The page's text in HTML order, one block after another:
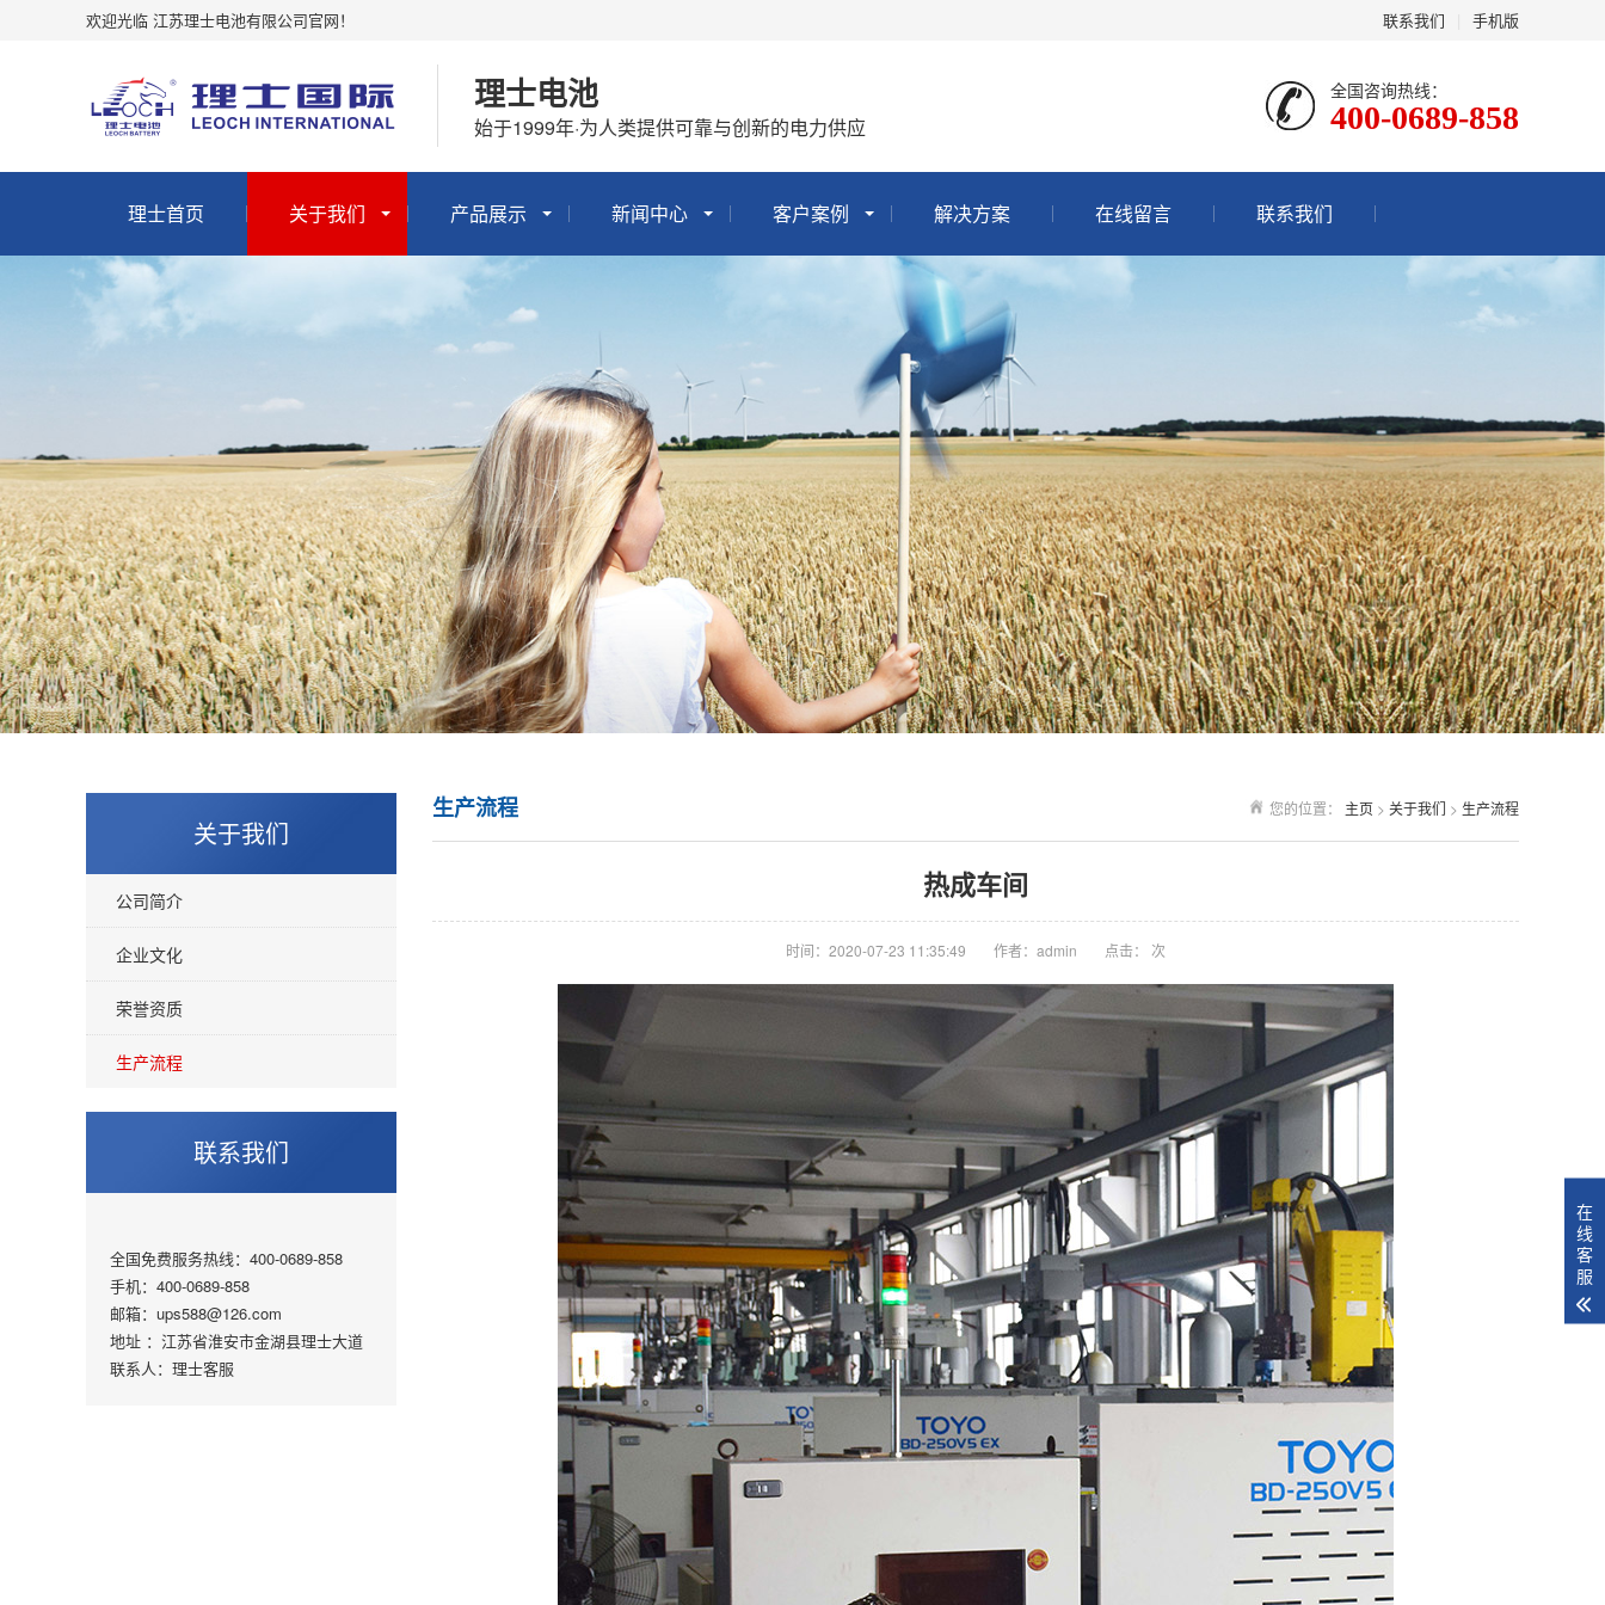
联系我们 手机版
欢迎光临 江苏理士电池有限公司官网！
理士电池
始于1999年·为人类提供可靠与创新的电力供应
全国咨询热线：
400-0689-858
理士首页 关于我们 产品展示 新闻中心 客户案例 解决方案 在线留言 联系我们
关于我们
公司简介
企业文化
荣誉资质
生产流程
联系我们
全国免费服务热线：400-0689-858
手机：400-0689-858
邮箱：ups588@126.com
地址 ：江苏省淮安市金湖县理士大道
联系人： 理士客服
您的位置： 主页 > 关于我们 > 生产流程
生产流程
热成车间
时间：2020-07-23 11:35:49 作者：admin 点击： 次
在
线
客
服